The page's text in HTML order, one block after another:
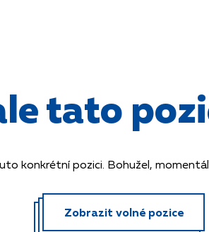
tato
konkrétní pozici. Bohužel,
Zobrazit volné pozice